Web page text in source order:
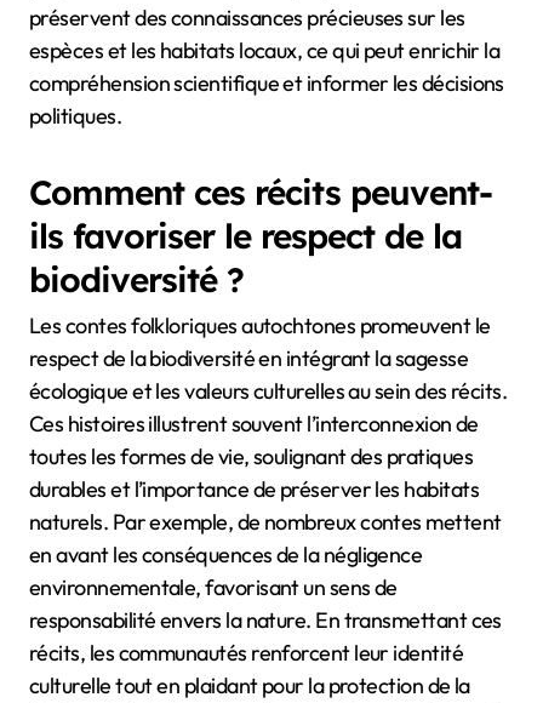
préservent des connaissances précieuses sur les
espèces et les habitats locaux, ce qui peut enrichir la
compréhension scientifique et informer les décisions
politiques.
Comment ces récits peuvent-
ils favoriser le respect de la
biodiversité ?
Les contes folkloriques autochtones promeuvent le
respect de la biodiversité en intégrant la sagesse
écologique et les valeurs culturelles au sein des récits.
Ces histoires illustrent souvent l’interconnexion de
toutes les formes de vie, soulignant des pratiques
durables et l’importance de préserver les habitats
naturels. Par exemple, de nombreux contes mettent
en avant les conséquences de la négligence
environnementale, favorisant un sens de
responsabilité envers la nature. En transmettant ces
récits, les communautés renforcent leur identité
culturelle tout en plaidant pour la protection de la